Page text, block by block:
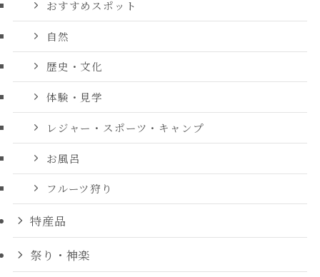
おすすめスポット
自然
歴史・文化
体験・見学
レジャー・スポーツ・キャンプ
お風呂
フルーツ狩り
特産品
祭り・神楽